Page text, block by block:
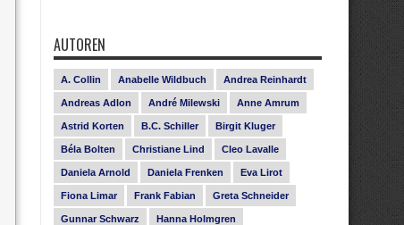
AUTOREN
A. Collin Anabelle Wildbuch Andrea Reinhardt
Andreas Adlon André Milewski Anne Amrum
Astrid Korten B.C. Schiller Birgit Kluger
Béla Bolten Christiane Lind Cleo Lavalle
Daniela Arnold Daniela Frenken Eva Lirot
Fiona Limar Frank Fabian Greta Schneider
Gunnar Schwarz Hanna Holmgren